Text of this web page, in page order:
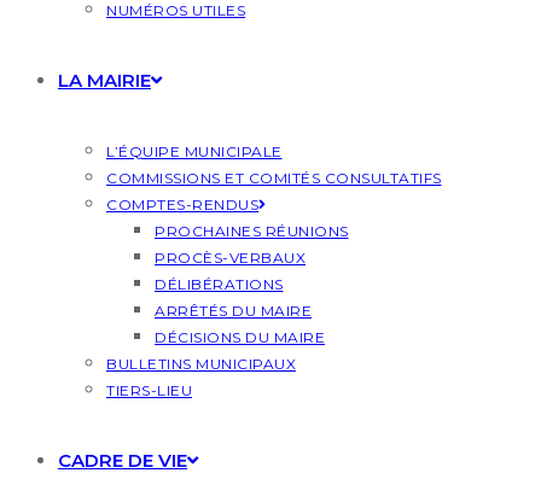
NUMÉROS UTILES
LA MAIRIE
L’ÉQUIPE MUNICIPALE
COMMISSIONS ET COMITÉS CONSULTATIFS
COMPTES-RENDUS
PROCHAINES RÉUNIONS
PROCÈS-VERBAUX
DÉLIBÉRATIONS
ARRÊTÉS DU MAIRE
DÉCISIONS DU MAIRE
BULLETINS MUNICIPAUX
TIERS-LIEU
CADRE DE VIE